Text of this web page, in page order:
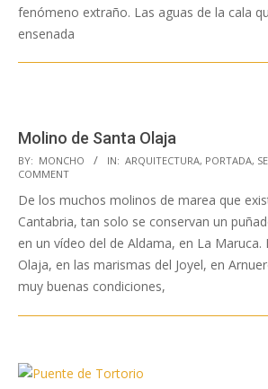
fenómeno extraño. Las aguas de la cala
ensenada
Molino de Santa Olaja
2023-
04-
26
BY: MONCHO IN: ARQUITECTURA, PORTADA,
COMMENT
De los muchos molinos de marea que
Cantabria, tan solo se conservan un
en un vídeo del de Aldama, en La Maruca.
Olaja, en las marismas del Joyel, en
muy buenas condiciones,